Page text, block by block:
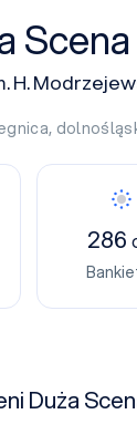
Scena
H.
,
286
Duża